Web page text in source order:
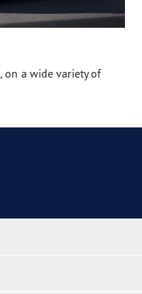
on a wide variety of